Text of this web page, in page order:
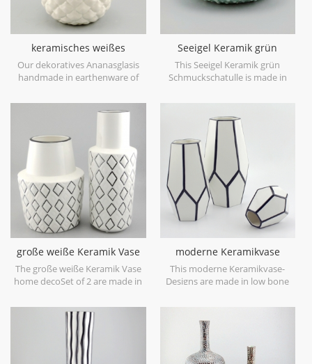
keramisches weißes
dekoratives Ananasglas mit
Golddeckel
Our dekoratives Ananasglasis
handmade in earthenware of
gold leaf lid,can be used as a
decorative canister,or
smaller and filled with was as a
candle holder. Hand wash only.
Seeigel Keramik grün
Schmuckschatulle
This Seeigel Keramik grün
Schmuckschatulle is made in
storage or dry food and goods.
Microwave safe and food safe.
große weiße Keramik Vase
home deco
The große weiße Keramik Vase
home decoSet of 2 are made in
snow white with transparent
glaze on the surface,different
from the white glaze finish. Is
much more beautiful,precious
and high value.
moderne Keramikvase
Designs weiß und schwarz
This moderne Keramikvase-
Designs are made in low bone
for your home decorative
objects. Can be sold individually.